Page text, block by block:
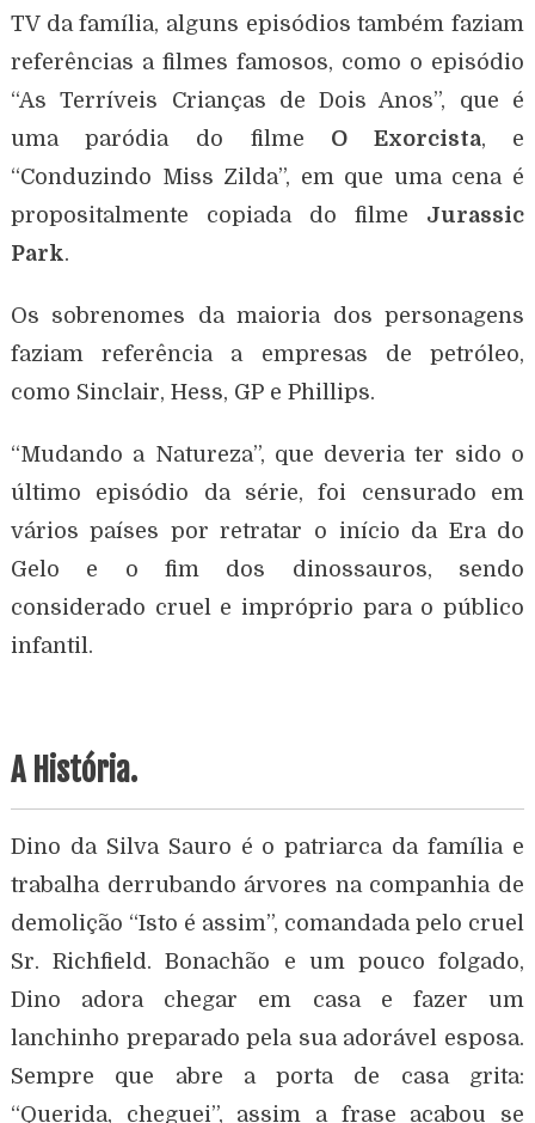
TV da família, alguns episódios também faziam
referências a filmes famosos, como o episódio
“As Terríveis Crianças de Dois Anos”, que é
uma paródia do filme O Exorcista, e
“Conduzindo Miss Zilda”, em que uma cena é
propositalmente copiada do filme Jurassic
Park.
Os sobrenomes da maioria dos personagens
faziam referência a empresas de petróleo,
como Sinclair, Hess, GP e Phillips.
“Mudando a Natureza”, que deveria ter sido o
último episódio da série, foi censurado em
vários países por retratar o início da Era do
Gelo e o fim dos dinossauros, sendo
considerado cruel e impróprio para o público
infantil.
A História.
Dino da Silva Sauro é o patriarca da família e
trabalha derrubando árvores na companhia de
demolição “Isto é assim”, comandada pelo cruel
Sr. Richfield. Bonachão e um pouco folgado,
Dino adora chegar em casa e fazer um
lanchinho preparado pela sua adorável esposa.
Sempre que abre a porta de casa grita:
“Querida, cheguei”, assim a frase acabou se